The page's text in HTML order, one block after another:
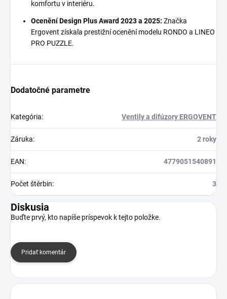
komfortu v interiéru.
Ocenění Design Plus Award 2023 a 2025: Značka
Ergovent získala prestižní ocenění modelu RONDO a LINEO
PRO PUZZLE.
Dodatočné parametre
Kategória: Ventily a difúzory ERGOVENT
Záruka: 2 roky
EAN: 4779051540891
Počet štěrbin: 3
Diskusia
Buďte prvý, kto napíše príspevok k tejto položke.
Pridať komentár